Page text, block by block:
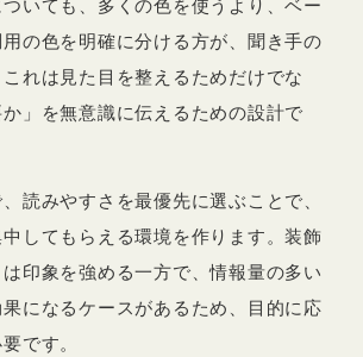
いても、多くの色を使うより、ベー
の色を明確に分ける方が、聞き手の
れは見た目を整えるためだけでな
」を無意識に伝えるための設計で
読みやすさを最優先に選ぶことで、
してもらえる環境を作ります。装飾
印象を強める一方で、情報量の多い
になるケースがあるため、目的に応
です。